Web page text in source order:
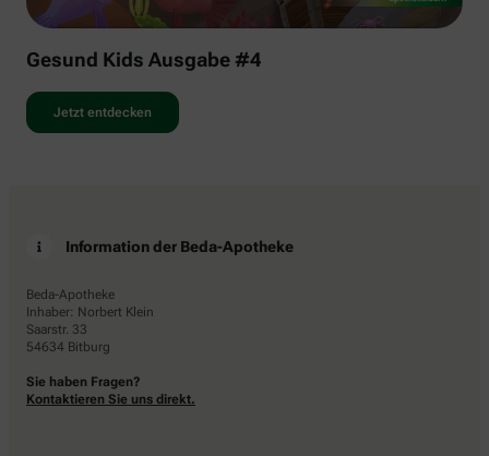
Gesund Kids Ausgabe #4
Jetzt entdecken
Information der Beda-Apotheke
Beda-Apotheke
Inhaber: Norbert Klein
Saarstr. 33
54634 Bitburg
Sie haben Fragen?
Kontaktieren Sie uns direkt.